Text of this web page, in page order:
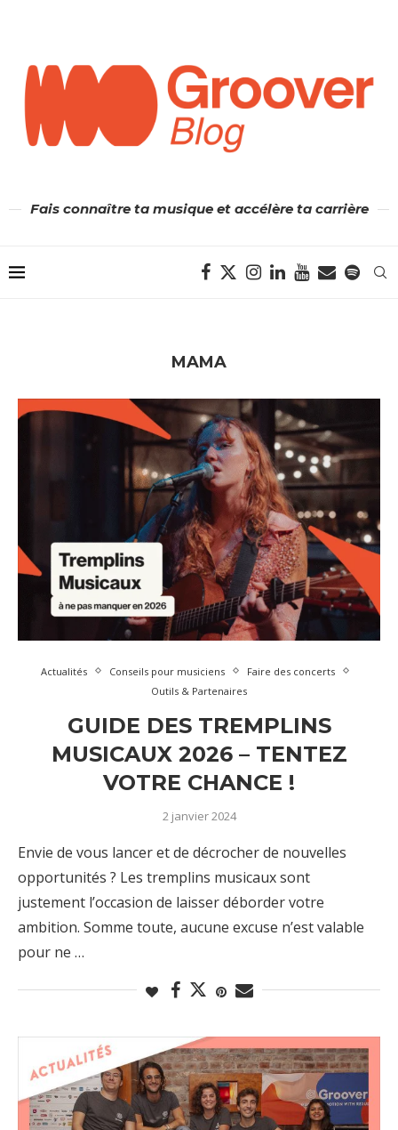
Fais connaître ta musique et accélère ta carrière
MAMA
Actualités Conseils pour musiciens
Faire des concerts
Outils & Partenaires
GUIDE DES TREMPLINS
MUSICAUX 2026 – TENTEZ
VOTRE CHANCE !
2 janvier 2024
Envie de vous lancer et de décrocher de nouvelles
opportunités ? Les tremplins musicaux sont
justement l’occasion de laisser déborder votre
ambition. Somme toute, aucune excuse n’est valable
pour ne …